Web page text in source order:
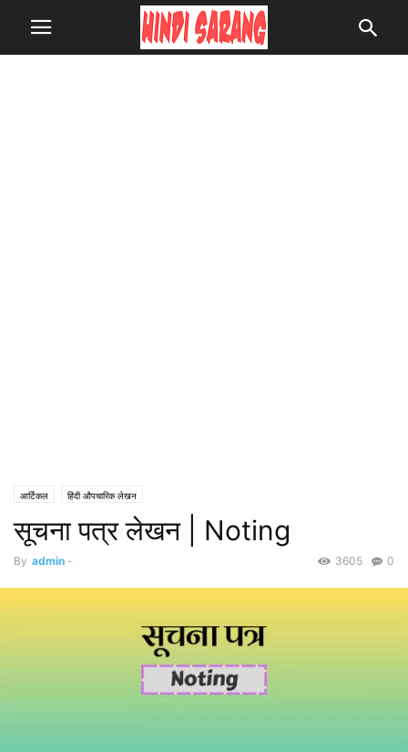
आर्टिकल हिंदी औपचारिक लेखन
सूचना पत्र लेखन | Noting
By admin - 0
3605